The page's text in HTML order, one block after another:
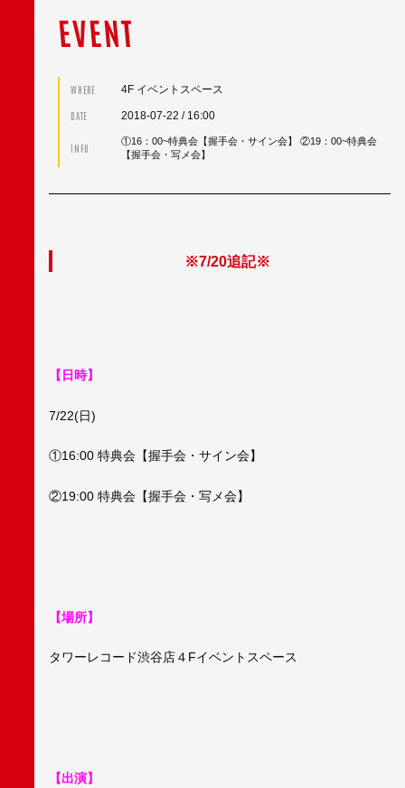
EVENT
WHERE 4F イベントスペース
DATE 2018-07-22 / 16:00
INFO
①16：00~特典会【握手会・サイン会】 ②19：00~特典会
【握手会・写メ会】
※7/20追記※
【日時】
7/22(日)
①16:00 特典会【握手会・サイン会】
②19:00 特典会【握手会・写メ会】
【場所】
タワーレコード渋谷店４Fイベントスペース
【出演】